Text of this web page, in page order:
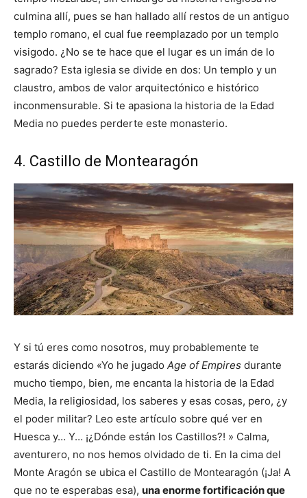
culmina allí, pues se han hallado allí restos de un antiguo
templo romano, el cual fue reemplazado por un templo
visigodo. ¿No se te hace que el lugar es un imán de lo
sagrado? Esta iglesia se divide en dos: Un templo y un
claustro, ambos de valor arquitectónico e histórico
inconmensurable. Si te apasiona la historia de la Edad
Media no puedes perderte este monasterio.
4. Castillo de Montearagón
Y si tú eres como nosotros, muy probablemente te
estarás diciendo «Yo he jugado Age of Empires durante
mucho tiempo, bien, me encanta la historia de la Edad
Media, la religiosidad, los saberes y esas cosas, pero, ¿y
el poder militar? Leo este artículo sobre qué ver en
Huesca y… Y… ¡¿Dónde están los Castillos?! » Calma,
aventurero, no nos hemos olvidado de ti. En la cima del
Monte Aragón se ubica el Castillo de Montearagón (¡Ja! A
que no te esperabas esa), una enorme fortificación que